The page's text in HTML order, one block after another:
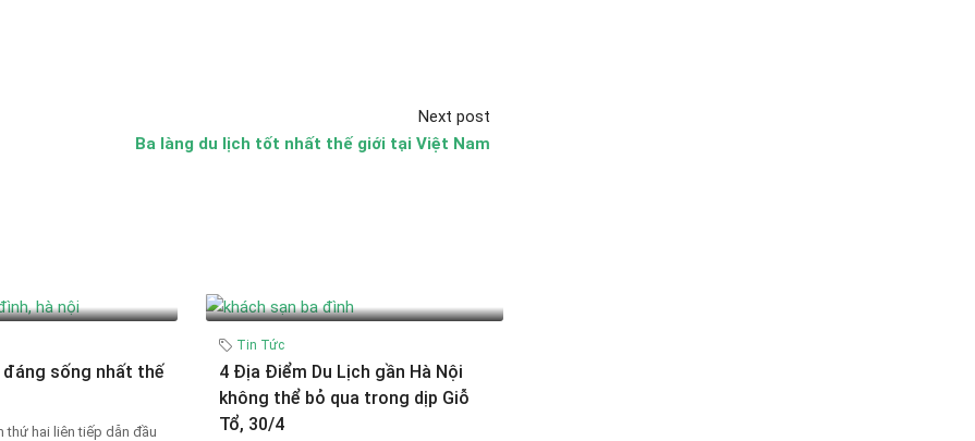
Next post
Ba làng du lịch tốt nhất thế giới tại Việt Nam
đáng sống nhất thế
thứ hai liên tiếp dẫn đầu
Tin Tức
4 Địa Điểm Du Lịch gần Hà Nội
không thể bỏ qua trong dịp Giỗ
Tổ, 30/4